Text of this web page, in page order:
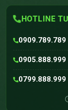
HOTLINE
0909.789.789
0905.888.999
0799.888.999